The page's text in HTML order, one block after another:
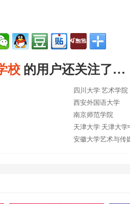
校 的用户还关注了…
四川大学 艺术学院
西安外国语大学
南京师范学院
天津大学 天津大
安徽大学艺术与传